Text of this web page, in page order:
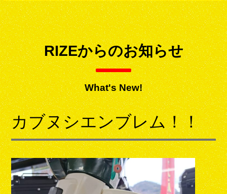
RIZEからのお知らせ
What's New!
カブヌシエンブレム！！